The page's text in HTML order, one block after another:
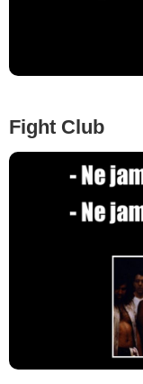
Fight Club